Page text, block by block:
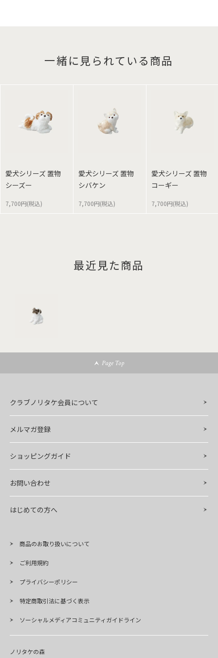
一緒に見られている商品
愛犬シリーズ 置物
シーズー
7,700円(税込)
愛犬シリーズ 置物
シバケン
7,700円(税込)
愛犬シリーズ 置物
コーギー
7,700円(税込)
最近見た商品
Page Top
クラブノリタケ会員について
メルマガ登録
ショッピングガイド
お問い合わせ
はじめての方へ
商品のお取り扱いについて
ご利用規約
プライバシーポリシー
特定商取引法に基づく表示
ソーシャルメディアコミュニティガイドライン
ノリタケの森